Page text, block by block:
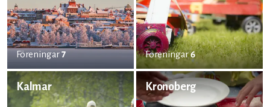
Föreningar7 Föreningar6
Kalmar Kronoberg